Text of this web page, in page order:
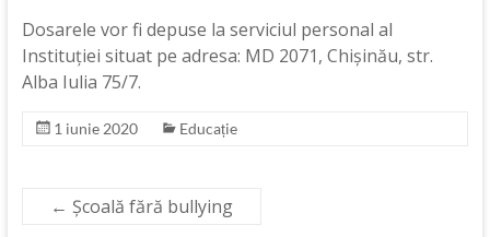
Dosarele vor fi depuse la serviciul personal al
Instituției situat pe adresa: MD 2071, Chișinău, str.
Alba Iulia 75/7.
1 iunie 2020 Educație
← Școală fără bullying